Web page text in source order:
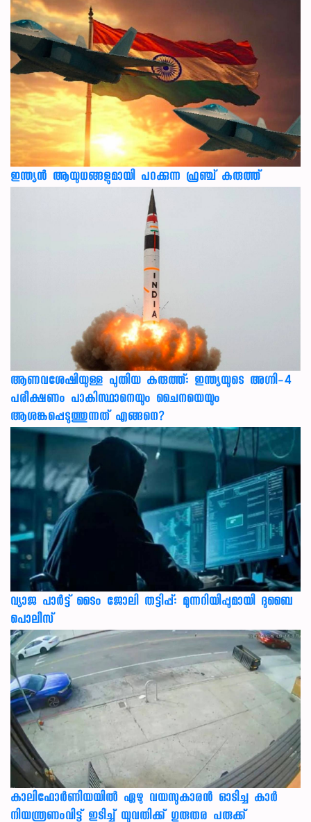
ഇന്ത്യൻ ആയുധങ്ങളുമായി പറക്കുന്ന ഫ്രഞ്ച് കരുത്ത്
ആണവശേഷിയുള്ള പുതിയ കരുത്ത്: ഇന്ത്യയുടെ അഗ്നി-4
പരീക്ഷണം പാകിസ്ഥാനെയും ചൈനയെയും
ആശങ്കപ്പെടുത്തുന്നത് എങ്ങനെ?
വ്യാജ പാർട്ട് ടൈം ജോലി തട്ടിപ്പ്: മുന്നറിയിപ്പുമായി ദുബൈ
പൊലീസ്
കാലിഫോര്‍ണിയയില്‍ ഏഴു വയസുകാരന്‍ ഓടിച്ച കാര്‍
നിയന്ത്രണംവിട്ട് ഇടിച്ച് യുവതിക്ക് ഗുരുതര പരുക്ക്